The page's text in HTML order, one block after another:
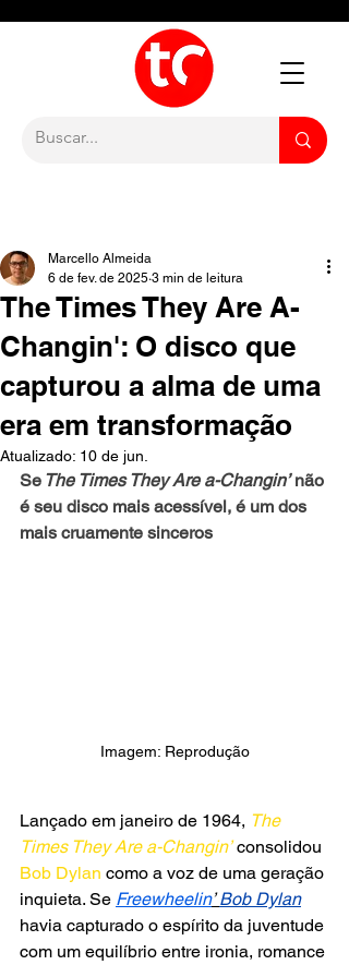
The Times They Are A-
Changin': O disco que
capturou a alma de uma
era em transformação
Marcello Almeida
6 de fev. de 2025 3 min de leitura
Atualizado: 10 de jun.
Se The Times They Are a-Changin’ não
é seu disco mais acessível, é um dos
mais cruamente sinceros
Imagem: Reprodução
Lançado em janeiro de 1964, The
Times They Are a-Changin’ consolidou
Bob Dylan como a voz de uma geração
inquieta. Se Freewheelin’ Bob Dylan
havia capturado o espírito da juventude
com um equilíbrio entre ironia, romance